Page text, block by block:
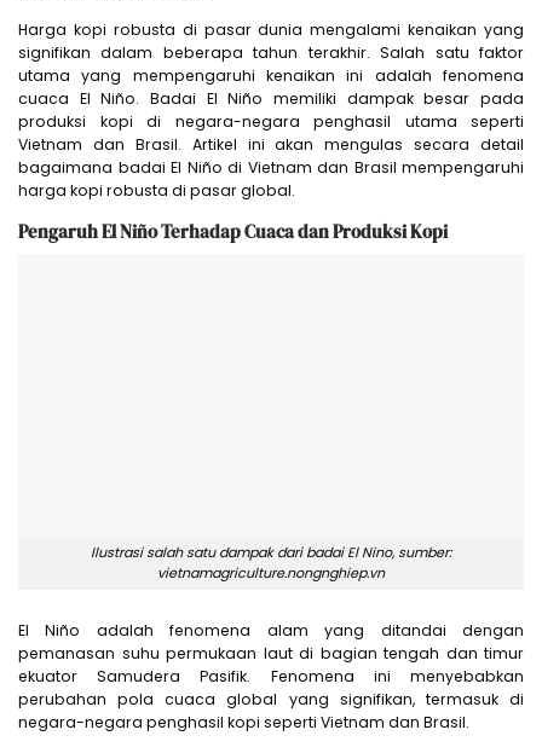
Harga kopi robusta di pasar dunia mengalami kenaikan yang
signifikan dalam beberapa tahun terakhir. Salah satu faktor
utama yang mempengaruhi kenaikan ini adalah fenomena
cuaca El Niño. Badai El Niño memiliki dampak besar pada
produksi kopi di negara-negara penghasil utama seperti
Vietnam dan Brasil. Artikel ini akan mengulas secara detail
bagaimana badai El Niño di Vietnam dan Brasil mempengaruhi
harga kopi robusta di pasar global.
Pengaruh El Niño Terhadap Cuaca dan Produksi Kopi
Ilustrasi salah satu dampak dari badai El Nino, sumber:
vietnamagriculture.nongnghiep.vn
El Niño adalah fenomena alam yang ditandai dengan
pemanasan suhu permukaan laut di bagian tengah dan timur
ekuator Samudera Pasifik. Fenomena ini menyebabkan
perubahan pola cuaca global yang signifikan, termasuk di
negara-negara penghasil kopi seperti Vietnam dan Brasil.